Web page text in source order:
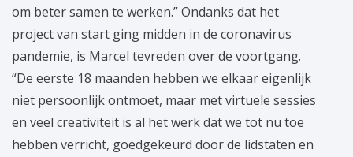
om beter samen te werken.” Ondanks dat het
project van start ging midden in de coronavirus
pandemie, is Marcel tevreden over de voortgang.
“De eerste 18 maanden hebben we elkaar eigenlijk
niet persoonlijk ontmoet, maar met virtuele sessies
en veel creativiteit is al het werk dat we tot nu toe
hebben verricht, goedgekeurd door de lidstaten en